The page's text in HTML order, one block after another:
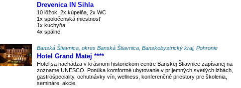
Drevenica IN Sihla
10 lôžok, 2x kúpelňa, 2x WC
1x spoločenská miestnosť
1x kuchyňa
4x spálne
Banská Štiavnica, okres Banská Štiavnica, Banskobystrický kraj, Pohronie
Hotel Grand Matej ****
Hotel sa nachádza v krásnom historickom centre Banskej Štiavnice zapísanej na
zozname UNESCO. Ponúka komfortné ubytovanie v príjemných svetlých izbách,
gastrošpeciality, ochutnávky vín, wellness, konferenčné priestory pre školenia,
semináre, akcie.